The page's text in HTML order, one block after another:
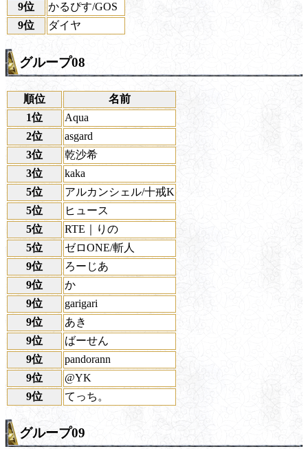
9位
かるぴす/GOS
9位
ダイヤ
グループ08
順位
名前
1位
Aqua
2位
asgard
3位
乾沙希
3位
kaka
5位
アルカンシェル/十戒K
5位
ヒュース
5位
RTE｜りの
5位
ゼロONE/斬人
9位
ろーじあ
9位
か
9位
garigari
9位
あき
9位
ばーせん
9位
pandorann
9位
@YK
9位
てっち。
グループ09